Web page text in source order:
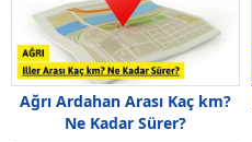
Ağrı Ardahan Arası Kaç km?
Ne Kadar Sürer?